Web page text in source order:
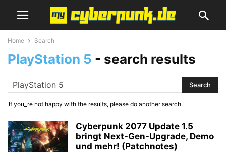
Home Search
PlayStation 5 - search results
If you_re not happy with the results, please do another search
Cyberpunk 2077 Update 1.5
bringt Next-Gen-Upgrade, Demo
und mehr! (Patchnotes)